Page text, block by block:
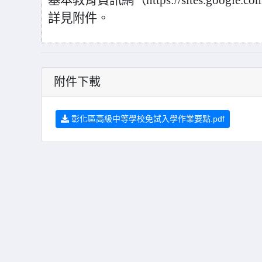
詳見附件。
附件下載
彰化區高級中等學校免試入學作業要點.pdf